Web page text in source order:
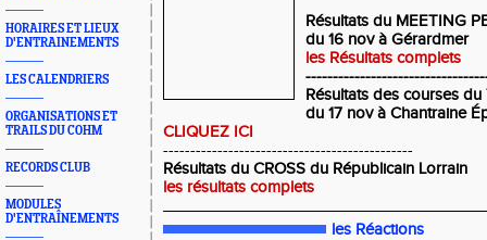
HORAIRES ET LIEUX
D'ENTRAINEMENTS
LES CALENDRIERS
ORGANISATIONS ET
TRAILS DU COHM
RECORDS CLUB
MODULES
D'ENTRAÎNEMENTS
Résultats du MEETING
du 16 nov à Gérardmer
les Résultats complets
Résultats des courses du
du 17 nov à Chantraine
CLIQUEZ ICI
----------------------------------------------
Résultats du CROSS du Républicain Lorrain
les résultats complets
les Réactions